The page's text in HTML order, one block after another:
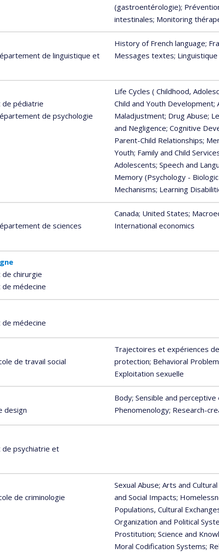
(gastroentérologie);
intestinales; Monitoring
de linguistique et
History of French language;
Messages textes;
de pédiatrie
de psychologie
Life Cycles ( Childhood,
Child and Youth Development;
Maladjustment; Drug Abuse;
and Negligence; Cognitive
Parent-Child Relationships;
Youth; Family and Child
Adolescents; Speech and
Memory (Psychology -
Mechanisms; Learning
de sciences
Canada; United States;
International economics
chirurgie
médecine
médecine
de travail social
Trajectoires et expériences
protection; Behavioral
Exploitation sexuelle
design
Body; Sensible and
Phenomenology; Research-
de psychiatrie et
de criminologie
Sexual Abuse; Arts and
and Social Impacts;
Populations, Cultural
Organization and Political
Prostitution; Science and
Moral Codification Systems;